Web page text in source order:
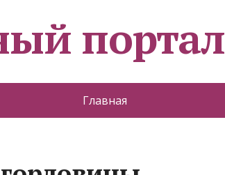
портал
Главная